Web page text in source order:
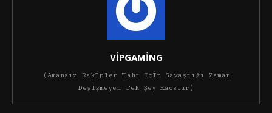
VİPGAMİNG
(Amansız Rakipler Taht İçin Savaştığı Zaman
Değişmeyen Tek Şey Kaostur)